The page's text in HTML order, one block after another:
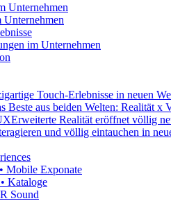
Unternehmen
Unternehmen
im Unternehmen
Touch-Erlebnisse in neuen
Beste aus beiden Welten: Realität x
Erweiterte Realität eröffnet völlig
und völlig eintauchen in
Mobile Exponate
Kataloge
Sound